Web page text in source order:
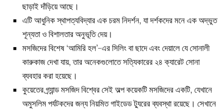
ছাড়াই দাঁড়িয়ে আছে।
এটি আধুনিক স্থাপত্যবিদ্যার এক চরম নিদর্শন, যা দর্শকদের মনে এক অদ্ভুত
শূন্যতা ও বিশালতার অনুভূতি দেয়।
মসজিদের বিশেষ ‘আমিরি হল’-এর সিলিং বা ছাদে এবং দেয়ালে যে সোনালী
কারুকাজ দেখা যায়, তার অনেকগুলোতে সত্যিকারের ২৪ ক্যারেট সোনা
ব্যবহার করা হয়েছে।
কুয়েতের গ্র্যান্ড মসজিদ বিশ্বের সেই অল্প কয়েকটি মসজিদের একটি, যেখানে
অমুসলিম পর্যটকদের জন্য নিয়মিত গাইডেড ট্যুরের ব্যবস্থা রয়েছে। সেখানে